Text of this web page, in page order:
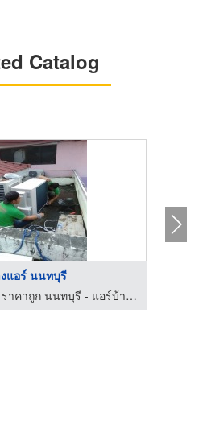
Catalog
แอร์ นนทบุรี
ร้านขายแอร์บ้าน ราคาถูก นนทบุรี - แอร์บ้าน - แอร์ดี